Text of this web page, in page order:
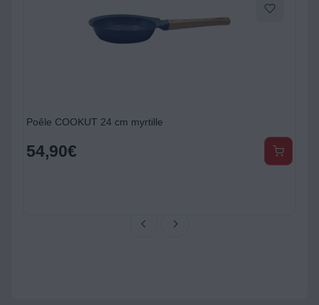
Poêle COOKUT 24 cm myrtille
54,90€